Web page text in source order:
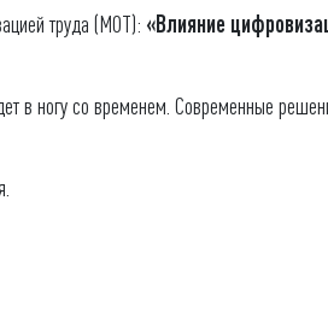
труда (МОТ): «Влияние
в ногу со временем. Современные